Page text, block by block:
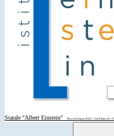
Statale "Albert Einstein"
Piove di Sacco (PD) - Via Parini 10